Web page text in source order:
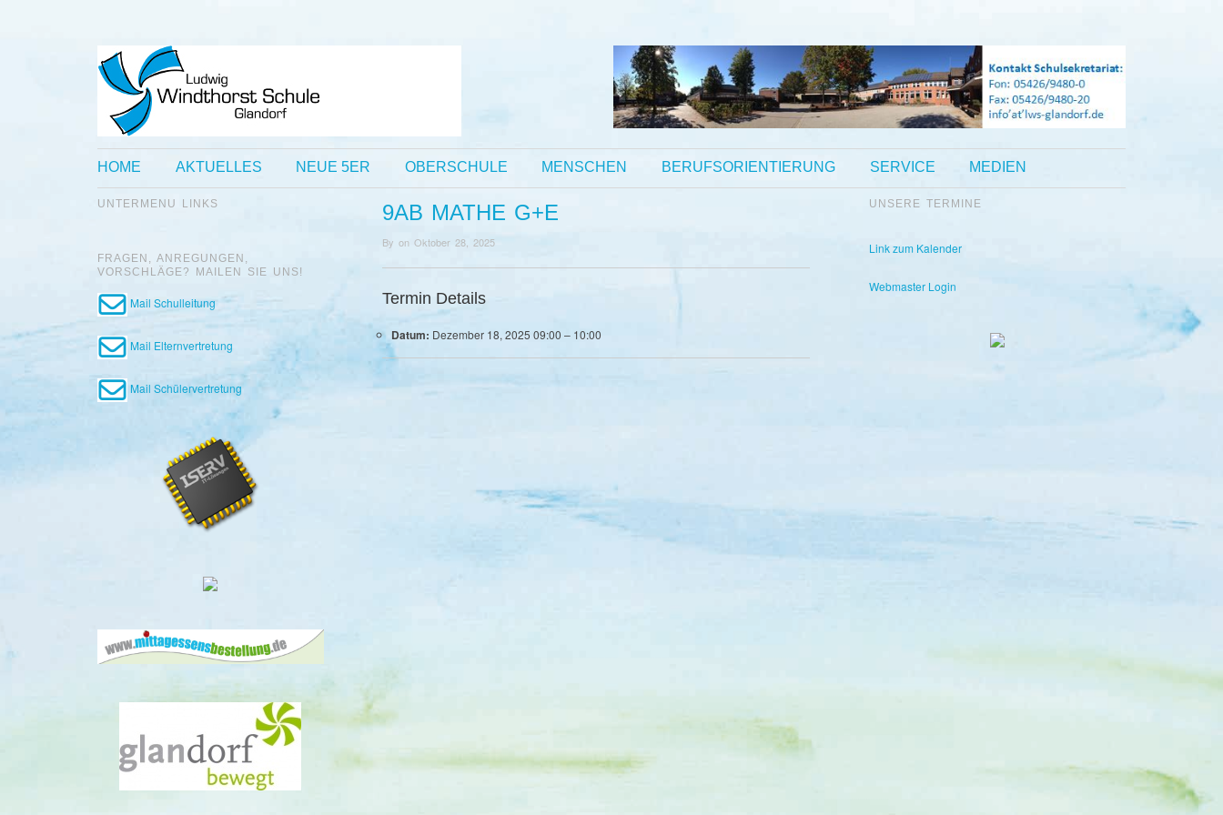
HOME AKTUELLES NEUE 5ER OBERSCHULE MENSCHEN BERUFSORIENTIERUNG SERVICE MEDIEN
UNTERMENU LINKS
FRAGEN, ANREGUNGEN,
VORSCHLÄGE? MAILEN SIE UNS!
Mail Schulleitung
Mail Elternvertretung
Mail Schülervertretung
9AB MATHE G+E
ByonOktober 28, 2025
Termin Details
Datum: Dezember 18, 2025 09:00 – 10:00
UNSERE TERMINE
Link zum Kalender
Webmaster Login